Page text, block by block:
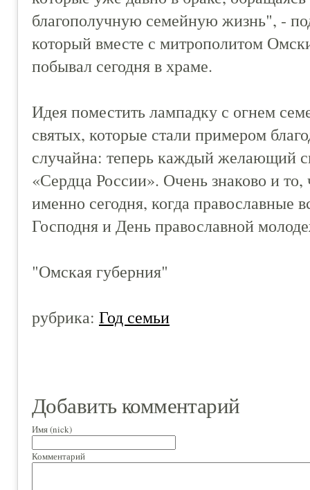
благополучную семейную жизнь", -
который вместе с митрополитом
побывал сегодня в храме.
Идея поместить лампадку с огнем
святых, которые стали примером
случайна: теперь каждый желающий
«Сердца России». Очень знаково и
именно сегодня, когда православные
Господня и День православной
"Омская губерния"
рубрика: Год семьи
Добавить комментарий
Имя (nick)
Комментарий